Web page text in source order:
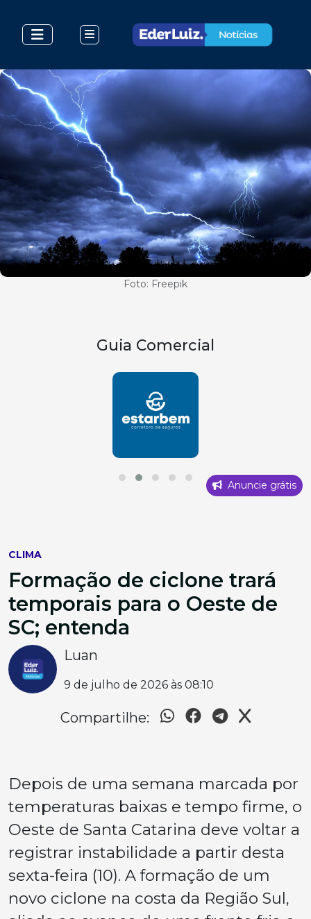
Foto: Freepik
Guia Comercial
Anuncie grátis
CLIMA
Formação de ciclone trará
temporais para o Oeste de
SC; entenda
Luan
9 de julho de 2026 às 08:10
Compartilhe:
Depois de uma semana marcada por
temperaturas baixas e tempo firme, o
Oeste de Santa Catarina deve voltar a
registrar instabilidade a partir desta
sexta-feira (10). A formação de um
novo ciclone na costa da Região Sul,